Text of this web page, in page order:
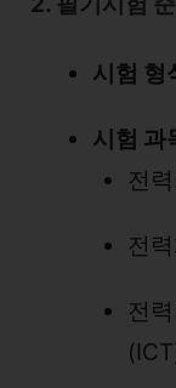
시험 형
시험 과
전
전
전